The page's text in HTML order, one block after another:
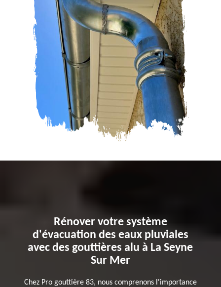
Rénover votre système
d'évacuation des eaux pluviales
avec des gouttières alu à La Seyne
Sur Mer
Chez Pro gouttière 83, nous comprenons l'importance